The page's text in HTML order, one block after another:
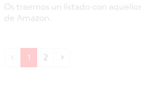
Os traemos un listado con
de Amazon.
‹ 1 2 ›